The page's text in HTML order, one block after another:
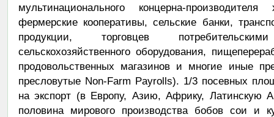
мультинационального концерна-
фермерские кооперативы, сельские банки,
продукции, торговцев
сельскохозяйственного оборудования,
продовольственных магазинов и многие иные
пресловутые Non-Farm Payrolls). 1/3 посевных
на экспорт (в Европу, Азию, Африку,
половина мирового производства бобов сои и